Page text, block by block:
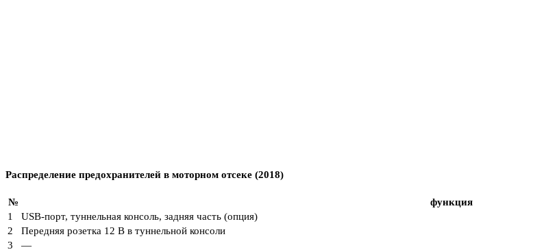
Распределение предохранителей в моторном отсеке (2018)
№ функция
1
USB-порт, туннельная консоль, задняя часть (опция)
2
Передняя розетка 12 В в туннельной консоли
3
—